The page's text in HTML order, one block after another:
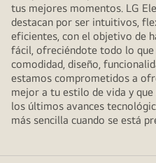
tus mejores momentos. LG
destacan por ser intuitivos,
eficientes, con el objetivo de
fácil, ofreciéndote todo lo que
comodidad, diseño,
estamos comprometidos a
mejor a tu estilo de vida y
los últimos avances
más sencilla cuando se está